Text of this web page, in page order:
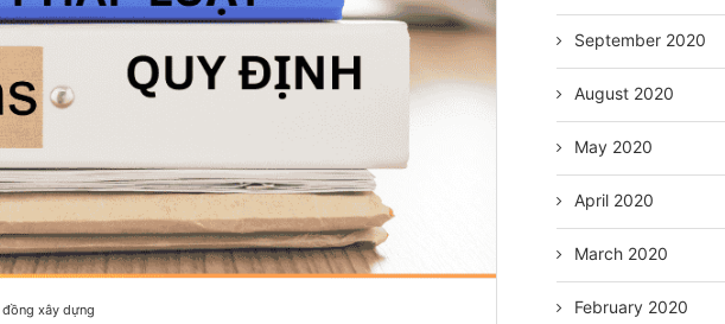
xây dựng
September 2020
August 2020
May 2020
April 2020
March 2020
February 2020